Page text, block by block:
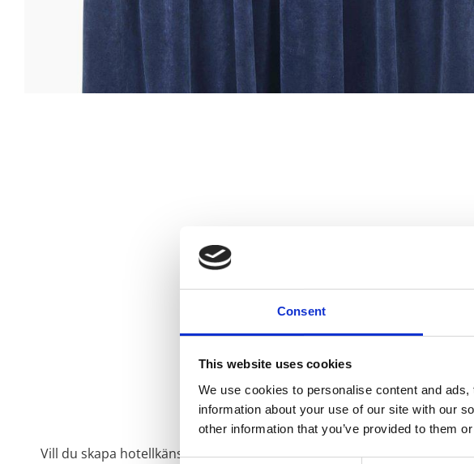
Consent
This website uses cookies
We use cookies to personalise content and
information about your use of our site with our
other information that you’ve provided to them
Vill du skapa hotellkänsla i ditt hem, så rekommenderar vi dessa